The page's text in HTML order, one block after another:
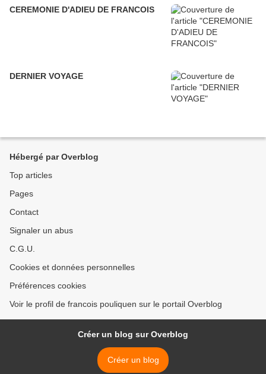
CEREMONIE D'ADIEU DE FRANCOIS
DERNIER VOYAGE
Hébergé par Overblog
Top articles
Pages
Contact
Signaler un abus
C.G.U.
Cookies et données personnelles
Préférences cookies
Voir le profil de francois pouliquen sur le portail Overblog
Créer un blog sur Overblog
Créer un blog